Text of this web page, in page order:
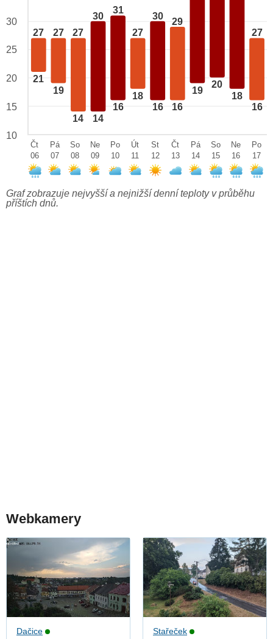
27
21
27
19
27
14
30
14
31
16
27
18
30
16
29
16
19
20
18
27
16
30
25
20
15
10
Čt
06
Pá
07
So
08
Ne
09
Po
10
Út
11
St
12
Čt
13
Pá
14
So
15
Ne
16
Po
17
Graf zobrazuje nejvyšší a nejnižší denní teploty v průběhu
příštích dnů.
Webkamery
Dačice
Stařeček